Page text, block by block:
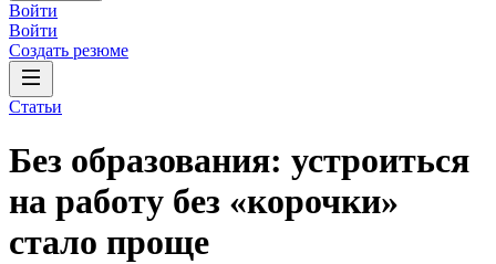
Войти
Войти
Создать резюме
Статьи
Без образования: устроиться
на работу без «корочки»
стало проще